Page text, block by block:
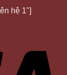
hệ 1"]